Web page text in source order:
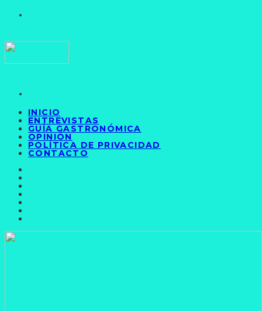
INICIO
ENTREVISTAS
GUÍA GASTRONÓMICA
OPINIÓN
POLÍTICA DE PRIVACIDAD
CONTACTO